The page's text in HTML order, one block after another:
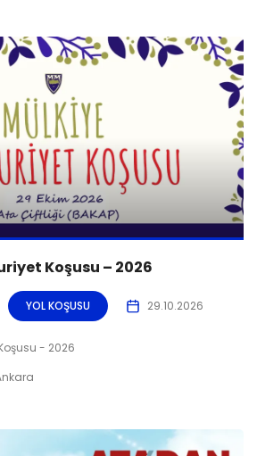
Koşusu – 2026
YOL KOŞUSU 29.10.2026
- 2026